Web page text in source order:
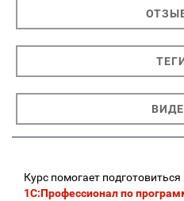
Курс помогает
1С:Профессионал по